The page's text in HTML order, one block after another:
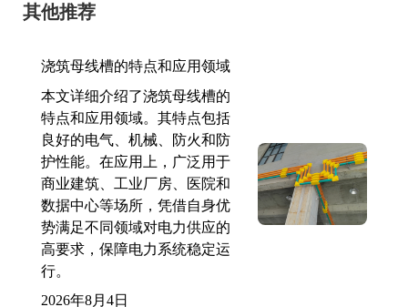
其他推荐
浇筑母线槽的特点和应用领域
本文详细介绍了浇筑母线槽的
特点和应用领域。其特点包括
良好的电气、机械、防火和防
护性能。在应用上，广泛用于
商业建筑、工业厂房、医院和
数据中心等场所，凭借自身优
势满足不同领域对电力供应的
高要求，保障电力系统稳定运
行。
2026年8月4日